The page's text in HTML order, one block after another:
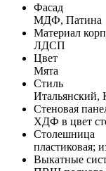
Фасад
МДФ, Патина
Материал
ЛДСП
Цвет
Мята
Стиль
Итальянский,
Стеновая
ХДФ в цвет
Столешница
пластиковая;
Выкатные